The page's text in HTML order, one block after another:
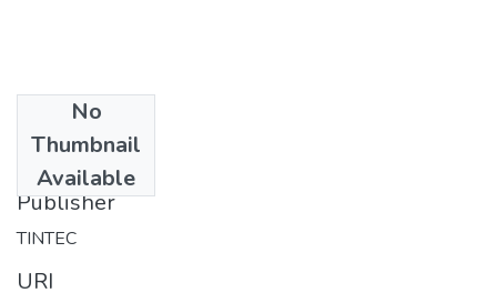
No
Thumbnail
Available
1975
Publisher
TINTEC
URI